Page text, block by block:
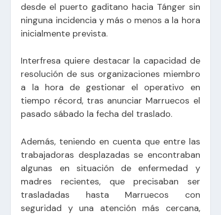
desde el puerto gaditano hacia Tánger sin
ninguna incidencia y más o menos a la hora
inicialmente prevista.
Interfresa quiere destacar la capacidad de
resolución de sus organizaciones miembro
a la hora de gestionar el operativo en
tiempo récord, tras anunciar Marruecos el
pasado sábado la fecha del traslado.
Además, teniendo en cuenta que entre las
trabajadoras desplazadas se encontraban
algunas en situación de enfermedad y
madres recientes, que precisaban ser
trasladadas hasta Marruecos con
seguridad y una atención más cercana,